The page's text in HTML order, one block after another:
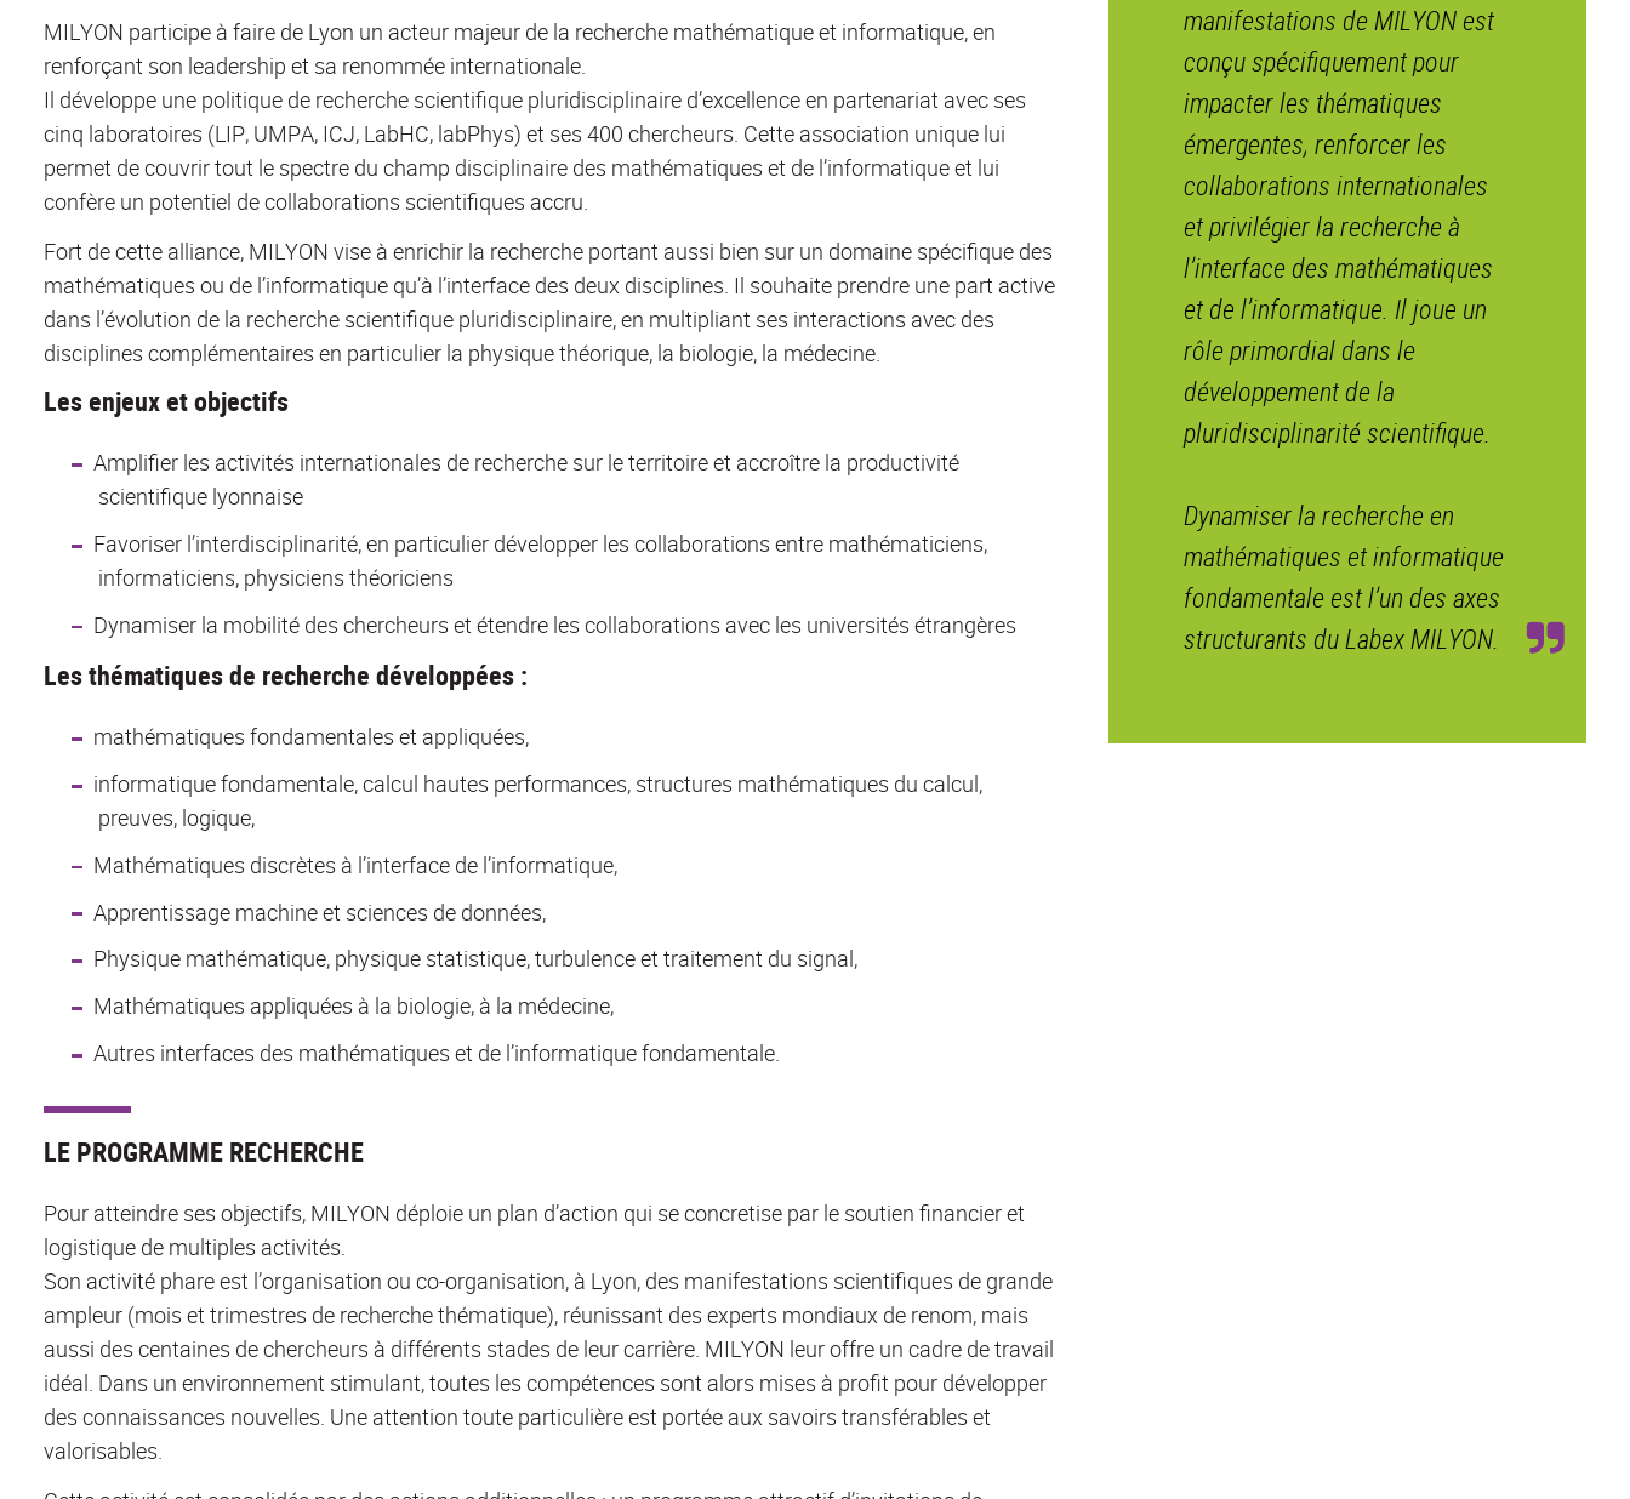
MILYON participe à faire de Lyon un acteur majeur de la recherche mathématique et informatique, en
renforçant son leadership et sa renommée internationale.
Il développe une politique de recherche scientifique pluridisciplinaire d’excellence en partenariat avec ses
cinq laboratoires (LIP, UMPA, ICJ, LabHC, labPhys) et ses 400 chercheurs. Cette association unique lui
permet de couvrir tout le spectre du champ disciplinaire des mathématiques et de l’informatique et lui
confère un potentiel de collaborations scientifiques accru.
Fort de cette alliance, MILYON vise à enrichir la recherche portant aussi bien sur un domaine spécifique des
mathématiques ou de l’informatique qu’à l’interface des deux disciplines. Il souhaite prendre une part active
dans l’évolution de la recherche scientifique pluridisciplinaire, en multipliant ses interactions avec des
disciplines complémentaires en particulier la physique théorique, la biologie, la médecine.
Les enjeux et objectifs
Amplifier les activités internationales de recherche sur le territoire et accroître la productivité
scientifique lyonnaise
Favoriser l’interdisciplinarité, en particulier développer les collaborations entre mathématiciens,
informaticiens, physiciens théoriciens
Dynamiser la mobilité des chercheurs et étendre les collaborations avec les universités étrangères
Les thématiques de recherche développées :
mathématiques fondamentales et appliquées,
informatique fondamentale, calcul hautes performances, structures mathématiques du calcul,
preuves, logique,
Mathématiques discrètes à l’interface de l’informatique,
Apprentissage machine et sciences de données,
Physique mathématique, physique statistique, turbulence et traitement du signal,
Mathématiques appliquées à la biologie, à la médecine,
Autres interfaces des mathématiques et de l’informatique fondamentale.
LE PROGRAMME RECHERCHE
Pour atteindre ses objectifs, MILYON déploie un plan d’action qui se concretise par le soutien financier et
logistique de multiples activités.
Son activité phare est l’organisation ou co-organisation, à Lyon, des manifestations scientifiques de grande
ampleur (mois et trimestres de recherche thématique), réunissant des experts mondiaux de renom, mais
aussi des centaines de chercheurs à différents stades de leur carrière. MILYON leur offre un cadre de travail
idéal. Dans un environnement stimulant, toutes les compétences sont alors mises à profit pour développer
des connaissances nouvelles. Une attention toute particulière est portée aux savoirs transférables et
valorisables.
manifestations de MILYON est
conçu spécifiquement pour
impacter les thématiques
émergentes, renforcer les
collaborations internationales
et privilégier la recherche à
l’interface des mathématiques
et de l’informatique. Il joue un
rôle primordial dans le
développement de la
pluridisciplinarité scientifique.
Dynamiser la recherche en
mathématiques et informatique
fondamentale est l’un des axes
structurants du Labex MILYON.